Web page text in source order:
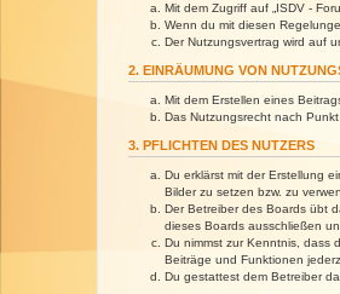
Mit dem Zugriff auf „ISDV -
Wenn du mit diesen
Der Nutzungsvertrag wird auf
2. EINRÄUMUNG VON
Mit dem Erstellen eines
Das Nutzungsrecht nach
3. PFLICHTEN DES NUTZERS
Du erklärst mit der Erstellung
Bilder zu setzen bzw. zu
Der Betreiber des Boards übt
dieses Boards ausschließen
Du nimmst zur Kenntnis, dass
Beiträge und Funktionen
Du gestattest dem Betreiber